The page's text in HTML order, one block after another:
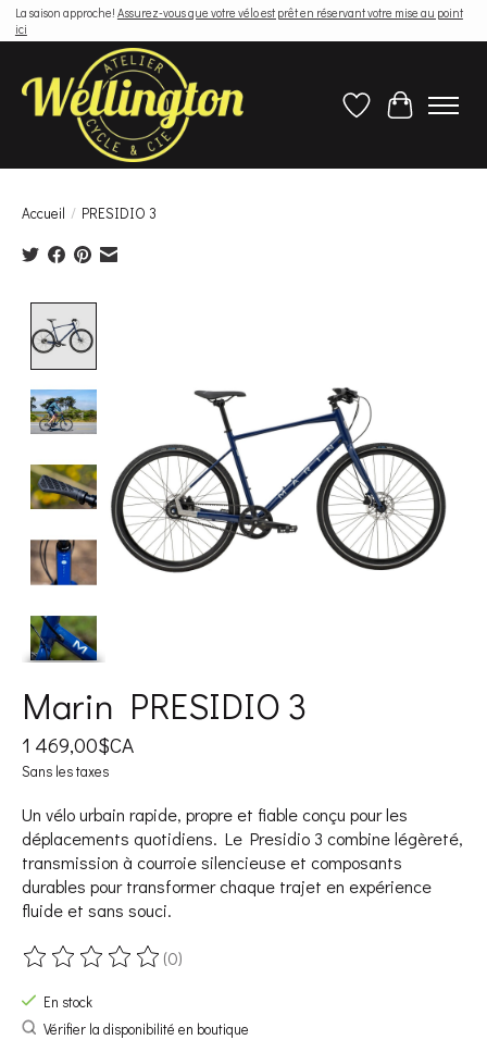
La saison approche! Assurez-vous que votre vélo est prêt en réservant votre mise au point
ici
Liste de souhaits
Panier
Accueil / PRESIDIO 3
Marin PRESIDIO 3
1 469,00$CA
Sans les taxes
Un vélo urbain rapide, propre et fiable conçu pour les
déplacements quotidiens. Le Presidio 3 combine légèreté,
transmission à courroie silencieuse et composants
durables pour transformer chaque trajet en expérience
fluide et sans souci.
Ce produit est évalué à
(0)
En stock
Vérifier la disponibilité en boutique